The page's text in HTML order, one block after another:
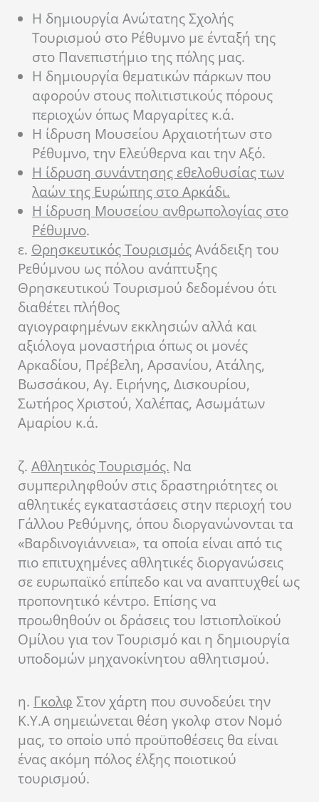
Η δημιουργία Ανώτατης Σχολής
Τουρισμού στο Ρέθυμνο με ένταξή της
στο Πανεπιστήμιο της πόλης μας.
Η δημιουργία θεματικών πάρκων που
αφορούν στους πολιτιστικούς πόρους
περιοχών όπως Μαργαρίτες κ.ά.
Η ίδρυση Μουσείου Αρχαιοτήτων στο
Ρέθυμνο, την Ελεύθερνα και την Αξό.
Η ίδρυση συνάντησης εθελοθυσίας των
λαών της Ευρώπης στο Αρκάδι.
Η ίδρυση Μουσείου ανθρωπολογίας στο
Ρέθυμνο.
ε. Θρησκευτικός ΤουρισμόςΑνάδειξη του
Ρεθύμνου ως πόλου ανάπτυξης
Θρησκευτικού Τουρισμού δεδομένου ότι
διαθέτει πλήθος
αγιογραφημένων εκκλησιών αλλά και
αξιόλογα μοναστήρια όπως οι μονές
Αρκαδίου, Πρέβελη, Αρσανίου, Ατάλης,
Βωσσάκου, Αγ. Ειρήνης, Δισκουρίου,
Σωτήρος Χριστού, Χαλέπας, Ασωμάτων
Αμαρίου κ.ά.
ζ. Αθλητικός Τουρισμός. Να
συμπεριληφθούν στις δραστηριότητες οι
αθλητικές εγκαταστάσεις στην περιοχή του
Γάλλου Ρεθύμνης, όπου διοργανώνονται τα
«Βαρδινογιάννεια», τα οποία είναι από τις
πιο επιτυχημένες αθλητικές διοργανώσεις
σε ευρωπαϊκό επίπεδο και να αναπτυχθεί ως
προπονητικό κέντρο. Επίσης να
προωθηθούν οι δράσεις του Ιστιοπλοϊκού
Ομίλου για τον Τουρισμό και η δημιουργία
υποδομών μηχανoκίνητου αθλητισμού.
η. Γκολφ Στον χάρτη που συνοδεύει την
Κ.Υ.Α σημειώνεται θέση γκολφ στον Νομό
μας, το οποίο υπό προϋποθέσεις θα είναι
ένας ακόμη πόλος έλξης ποιοτικού
τουρισμού.